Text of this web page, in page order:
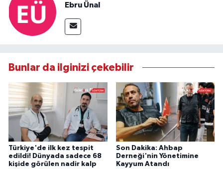
Ebru Ünal
Bunlar da ilginizi çekebilir
Türkiye'de ilk kez tespit
edildi! Dünyada sadece 68
kişide görülen nadir kalp
Son Dakika: Ahbap
Derneği'nin Yönetimine
Kayyum Atandı